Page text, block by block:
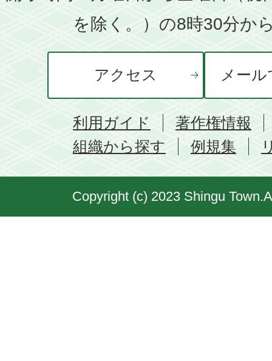
を除く。）の8時30分か
アクセス メー
利用ガイド
著作権情報
組織から探す
例規集
Copyright (c) 2023 Shingu